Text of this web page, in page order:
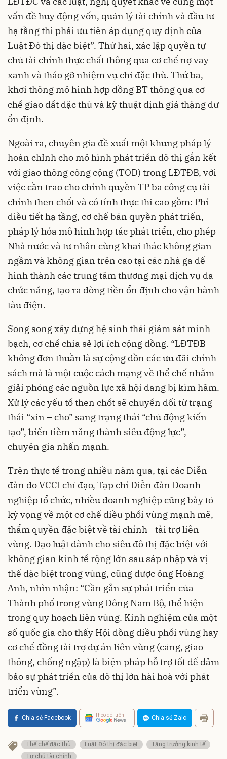
vấn đề huy động vốn, quản lý tài chính và đầu tư
hạ tầng thì phải ưu tiên áp dụng quy định của
Luật Đô thị đặc biệt”. Thứ hai, xác lập quyền tự
chủ tài chính thực chất thông qua cơ chế nợ vay
xanh và tháo gỡ nhiệm vụ chi đặc thù. Thứ ba,
khơi thông mô hình hợp đồng BT thông qua cơ
chế giao đất đặc thù và kỹ thuật định giá thặng dư
ổn định.
Ngoài ra, chuyên gia đề xuất một khung pháp lý
hoàn chỉnh cho mô hình phát triển đô thị gắn kết
với giao thông công cộng (TOD) trong LĐTĐB, với
việc cần trao cho chính quyền TP ba công cụ tài
chính then chốt và có tính thực thi cao gồm: Phí
điều tiết hạ tầng, cơ chế bán quyền phát triển,
pháp lý hóa mô hình hợp tác phát triển, cho phép
Nhà nước và tư nhân cùng khai thác không gian
ngầm và không gian trên cao tại các nhà ga để
hình thành các trung tâm thương mại dịch vụ đa
chức năng, tạo ra dòng tiền ổn định cho vận hành
tàu điện.
Song song xây dựng hệ sinh thái giám sát minh
bạch, cơ chế chia sẻ lợi ích cộng đồng. “LĐTĐB
không đơn thuần là sự cộng dồn các ưu đãi chính
sách mà là một cuộc cách mạng về thể chế nhằm
giải phóng các nguồn lực xã hội đang bị kìm hãm.
Xử lý các yếu tố then chốt sẽ chuyển đổi từ trạng
thái “xin – cho” sang trạng thái “chủ động kiến
tạo”, biến tiềm năng thành siêu động lực”,
chuyên gia nhấn mạnh.
Trên thực tế trong nhiều năm qua, tại các Diễn
đàn do VCCI chỉ đạo, Tạp chí Diễn đàn Doanh
nghiệp tổ chức, nhiều doanh nghiệp cũng bày tỏ
kỳ vọng về một cơ chế điều phối vùng mạnh mẽ,
thẩm quyền đặc biệt về tài chính - tài trợ liên
vùng. Đạo luật dành cho siêu đô thị đặc biệt với
không gian kinh tế rộng lớn sau sáp nhập và vị
thế đặc biệt trong vùng, cũng được ông Hoàng
Anh, nhìn nhận: “Cần gắn sự phát triển của
Thành phố trong vùng Đông Nam Bộ, thể hiện
trong quy hoạch liên vùng. Kinh nghiệm của một
số quốc gia cho thấy Hội đồng điều phối vùng hay
cơ chế đồng tài trợ dự án liên vùng (cảng, giao
thông, chống ngập) là biện pháp hỗ trợ tốt để đảm
bảo sự phát triển của đô thị lớn hài hoà với phát
triển vùng”.
Chia sẻ Facebook Theo dõi trên Chia sẻ Zalo
Thể chế đặc thù Luật Đô thị đặc biệt
Tăng trưởng kinh tế
Tự chủ tài chính